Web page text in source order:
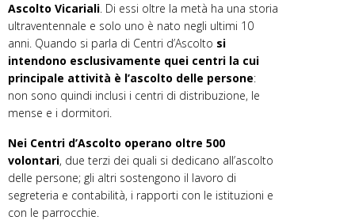
Ascolto Vicariali. Di essi oltre la metà ha una storia
ultraventennale e solo uno è nato negli ultimi 10
anni. Quando si parla di Centri d’Ascolto si
intendono esclusivamente quei centri la cui
principale attività è l’ascolto delle persone:
non sono quindi inclusi i centri di distribuzione, le
mense e i dormitori.
Nei Centri d’Ascolto operano oltre 500
volontari, due terzi dei quali si dedicano all’ascolto
delle persone; gli altri sostengono il lavoro di
segreteria e contabilità, i rapporti con le istituzioni e
con le parrocchie.